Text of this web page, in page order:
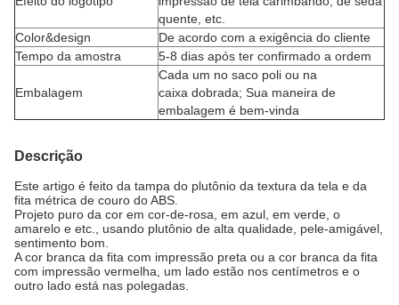
quente, etc.
Color&design
De acordo com a exigência do cliente
Tempo da amostra
5-8 dias após ter confirmado a ordem
Embalagem
Cada um no saco poli ou na
caixa dobrada; Sua maneira de
embalagem é bem-vinda
Descrição
Este artigo é feito da tampa do plutônio da textura da tela e da
fita métrica de couro do ABS.
Projeto puro da cor em cor-de-rosa, em azul, em verde, o
amarelo e etc., usando plutônio de alta qualidade, pele-amigável,
sentimento bom.
A cor branca da fita com impressão preta ou a cor branca da fita
com impressão vermelha, um lado estão nos centímetros e o
outro lado está nas polegadas.